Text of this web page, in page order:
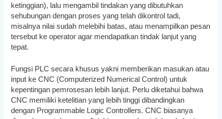
ketinggian), lalu mengambil tindakan yang dibutuhkan
sehubungan dengan proses yang telah dikontrol tadi,
misalnya nilai sudah melebihi batas, atau menampilkan pesan
tersebut ke operator agar mendapatkan tindak lanjut yang
tepat.
Fungsi PLC secara khusus yakni memberikan masukan atau
input ke CNC (Computerized Numerical Control) untuk
kepentingan pemrosesan lebih lanjut. Perlu diketahui bahwa
CNC memiliki ketelitian yang lebih tinggi dibandingkan
dengan Programmable Logic Controllers. CNC biasanya